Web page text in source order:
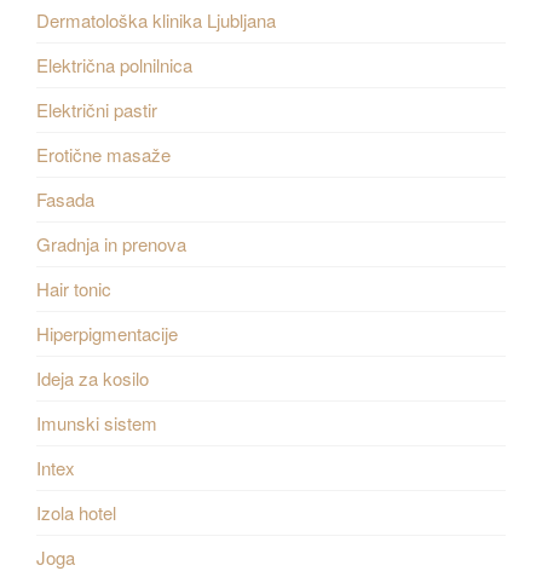
Dermatološka klinika Ljubljana
Električna polnilnica
Električni pastir
Erotične masaže
Fasada
Gradnja in prenova
Hair tonic
Hiperpigmentacije
Ideja za kosilo
Imunski sistem
Intex
Izola hotel
Joga